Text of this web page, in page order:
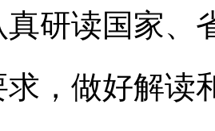
真研读国家、
求，做好解读